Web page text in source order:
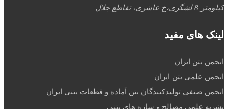
کیلومتر 8 لشگری،خ عاشری، تقاطع جلال
لینک های مفید
انجمن بتن ایران
انجمن علمی بتن ایران
انجمن صنفی تولیدکنندگان بتن آماده و قطعات بتنی ایران
نشریه علمی مصالح و سازه های بتنی